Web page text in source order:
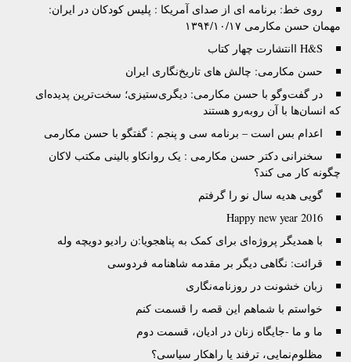
روی خط: برنامه ای از صدای آمریکا : پلیس کودکان در ایران:
مهمان حسن مکارمی ۱۳۹۴/۱۰/۱۷
H&S اانتشارت چهار کتاب
حسن مکارمی: چالش های تاریخ‌نگاری ایران
در گفت‌وگو با حسن مکارمی: دیگری‌ستیزی؛ سخت‌ترین پدیده‌ای
که انسان‌ها با آن روبه‌رو هستند
اعدام بس است – برنامه سی و پنجم : گفتگو با حسن مکارمی
سخنرانی دکتر حسن مکارمی : یک روانکاو بالینی مکتب لاکان
چگونه کار می کند؟
گویی هدیه سال نو را گرفتم
Happy new year 2016
با همدیگر پروژه‌‌ای برای کمک به پناهجویا:ن رادیو دویچه وله
قرائت: نگاهی دیگر بر مقدمه شاهنامه فردوسی
زبان خشونت در روزنامه‌نگاری
خواستم با شماهم این قصه را قسمت کنم
ما و ما -جایگاه‌ زنان در ادیان، قسمت دوم
مظلوم‌نمایی، ترفند یا راهکار سیاسی؟